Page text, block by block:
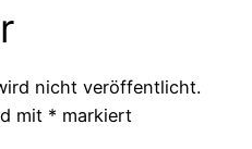
nicht veröffentlicht.
mit * markiert